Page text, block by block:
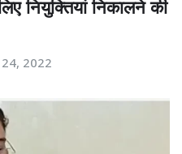
नियुक्तियां निकालने की
2022